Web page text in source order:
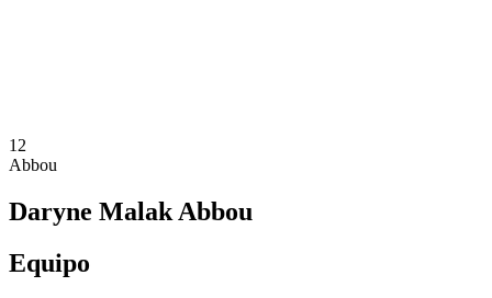
12
Abbou
Daryne Malak Abbou
Equipo